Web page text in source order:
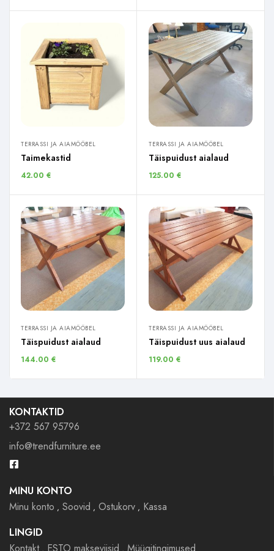
TERRASSI JA AIAMÖÖBEL
Taimekastid
42.00 €
TERRASSI JA AIAMÖÖBEL
Täispuidust aialaud
125.00 €
TERRASSI JA AIAMÖÖBEL
Täispuidust aialaud
144.00 €
TERRASSI JA AIAMÖÖBEL
Täispuidust uus aialaud
119.00 €
KONTAKTID
+372 567 95796
info@trendfurniture.ee
MINU KONTO
Minu konto
Soovid Ostukorv
Kassa
LINGID
Kontakt
ESTO makseviisid Müügitingimused